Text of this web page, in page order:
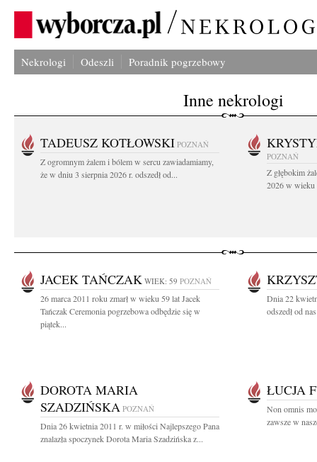
Nekrologi Odeszli Poradnik pogrzebowy
Inne nekrologi
TADEUSZ KOTŁOWSKI POZNAŃ
Z ogromnym żalem i bólem w sercu zawiadamiamy,
że w dniu 3 sierpnia 2026 r. odszedł od...
POZNAŃ
Z głębokim
2026 w wieku
JACEK TAŃCZAK WIEK: 59 POZNAŃ
26 marca 2011 roku zmarł w wieku 59 lat Jacek
Tańczak Ceremonia pogrzebowa odbędzie się w
piątek...
Dnia 22
odszedł od
DOROTA MARIA
SZADZIŃSKA POZNAŃ
Dnia 26 kwietnia 2011 r. w miłości Najlepszego Pana
znalazła spoczynek Dorota Maria Szadzińska z...
ŁUCJA
Non omnis
zawsze w